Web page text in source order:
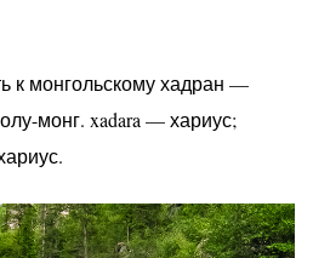
к монгольскому хадран —
монг. xadara — хариус;